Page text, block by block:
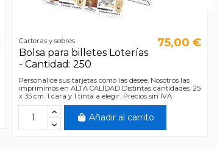
Carteras y sobres
Bolsa para billetes Loterías
- Cantidad: 250
75,00 €
Personalice sus tarjetas como las desee. Nosotros las
imprimimos en ALTA CALIDAD Distintas cantidades. 25
x 35 cm. 1 cara y 1 tinta a elegir. Precios sin IVA
Añadir al carrito